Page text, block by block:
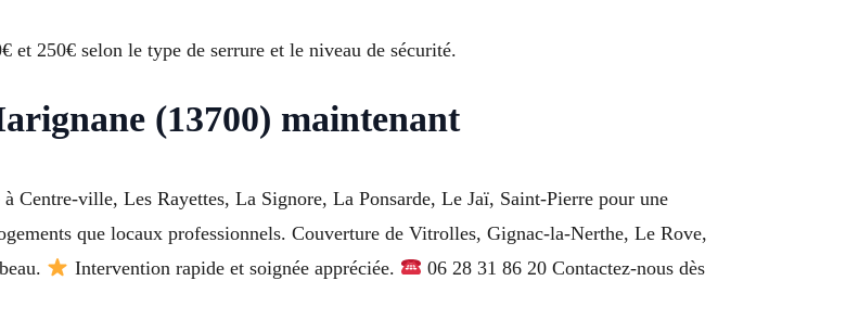
et 250€ selon le type de serrure et le niveau de sécurité.
(13700) maintenant
Centre-ville, Les Rayettes, La Signore, La Ponsarde, Le Jaï, Saint-Pierre pour une
que locaux professionnels. Couverture de Vitrolles, Gignac-la-Nerthe, Le Rove,
Intervention rapide et soignée appréciée.
06 28 31 86 20 Contactez-nous dès